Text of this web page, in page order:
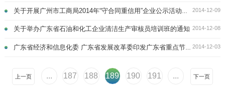
2014-12-09
关于开展广州市工商局2014年“守合同重信用”企业公示活动的通知
2014-12-08
关于举办广东省石油和化工企业清洁生产审核员培训班的通知
2014-12-03
广东省经济和信息化委 广东省发展改革委印发广东省重点节能低碳技术推广实施方案的通知
上一页 ... 187 188 189 190 191 ... 下一页